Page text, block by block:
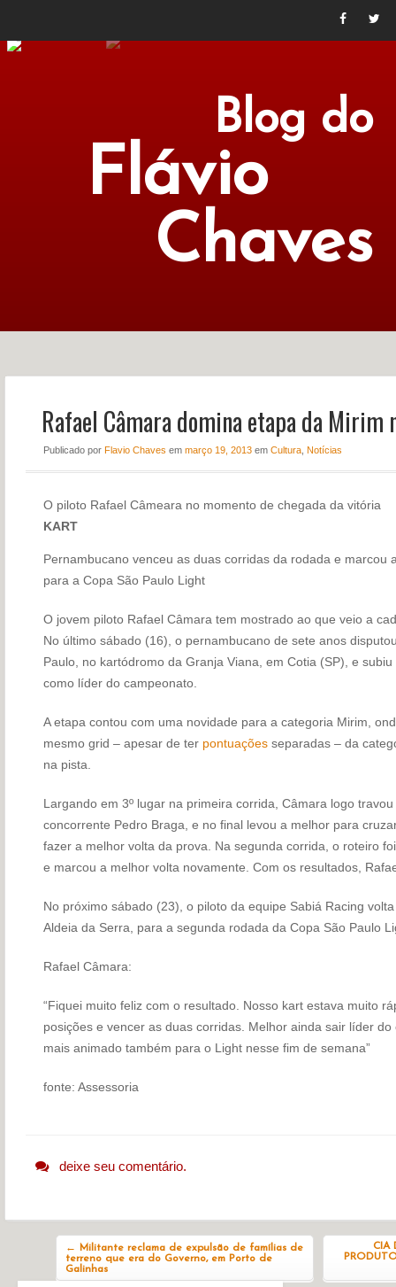
Blog do
Flávio
Chaves
NOTÍCIAS PERFIL
CONTATO
Rafael Câmara domina etapa da Mirim
Publicado por Flavio Chaves em março 19, 2013em Cultura, Notícias
O piloto Rafael Câmeara no momento de chegada da vitória
KART
Pernambucano venceu as duas corridas da rodada e marcou
para a Copa São Paulo Light
O jovem piloto Rafael Câmara tem mostrado ao que veio a
No último sábado (16), o pernambucano de sete anos
Paulo, no kartódromo da Granja Viana, em Cotia (SP), e
como líder do campeonato.
A etapa contou com uma novidade para a categoria Mirim,
mesmo grid – apesar de ter pontuaçõesseparadas – da
na pista.
Largando em 3º lugar na primeira corrida, Câmara logo
concorrente Pedro Braga, e no final levou a melhor para
fazer a melhor volta da prova. Na segunda corrida, o roteiro
e marcou a melhor volta novamente. Com os resultados,
No próximo sábado (23), o piloto da equipe Sabiá Racing
Aldeia da Serra, para a segunda rodada da Copa São Paulo
Rafael Câmara:
“Fiquei muito feliz com o resultado. Nosso kart estava muito
posições e vencer as duas corridas. Melhor ainda sair líder
mais animado também para o Light nesse fim de semana”
fonte: Assessoria
deixe seu comentário.
←
Militante reclama de expulsão de famílias de
terreno que era do Governo, em Porto de
Galinhas
CIA